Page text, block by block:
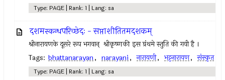
Type: PAGE | Rank: 1 | Lang: sa
दशमस्कन्धपरिच्छेदः - सप्ताशीतितमदशकम्
श्रीनारायणके दूसरे रूप भगवान् ‍ श्रीकृष्णकी इस ग्रंथमे स्तुति की गयी है ।
Tags: bhattanarayan, narayani, नारायणी, भट्टनारायण, संस्कृत
Type: PAGE | Rank: 1 | Lang: sa